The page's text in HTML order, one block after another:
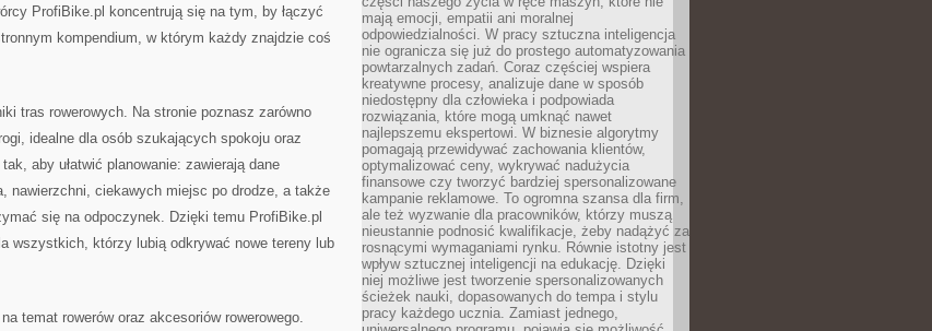
ProfiBike.pl koncentrują się na tym, by łączyć
kompendium, w którym każdy znajdzie coś
tras rowerowych. Na stronie poznasz zarówno
idealne dla osób szukających spokoju oraz
aby ułatwić planowanie: zawierają dane
nawierzchni, ciekawych miejsc po drodze, a także
się na odpoczynek. Dzięki temu ProfiBike.pl
wszystkich, którzy lubią odkrywać nowe tereny lub
temat rowerów oraz akcesoriów rowerowego.
mają emocji, empatii ani moralnej
odpowiedzialności. W pracy sztuczna inteligencja
nie ogranicza się już do prostego automatyzowania
powtarzalnych zadań. Coraz częściej wspiera
kreatywne procesy, analizuje dane w sposób
niedostępny dla człowieka i podpowiada
rozwiązania, które mogą umknąć nawet
najlepszemu ekspertowi. W biznesie algorytmy
pomagają przewidywać zachowania klientów,
optymalizować ceny, wykrywać nadużycia
finansowe czy tworzyć bardziej spersonalizowane
kampanie reklamowe. To ogromna szansa dla firm,
ale też wyzwanie dla pracowników, którzy muszą
nieustannie podnosić kwalifikacje, żeby nadążyć za
rosnącymi wymaganiami rynku. Równie istotny jest
wpływ sztucznej inteligencji na edukację. Dzięki
niej możliwe jest tworzenie spersonalizowanych
ścieżek nauki, dopasowanych do tempa i stylu
pracy każdego ucznia. Zamiast jednego,